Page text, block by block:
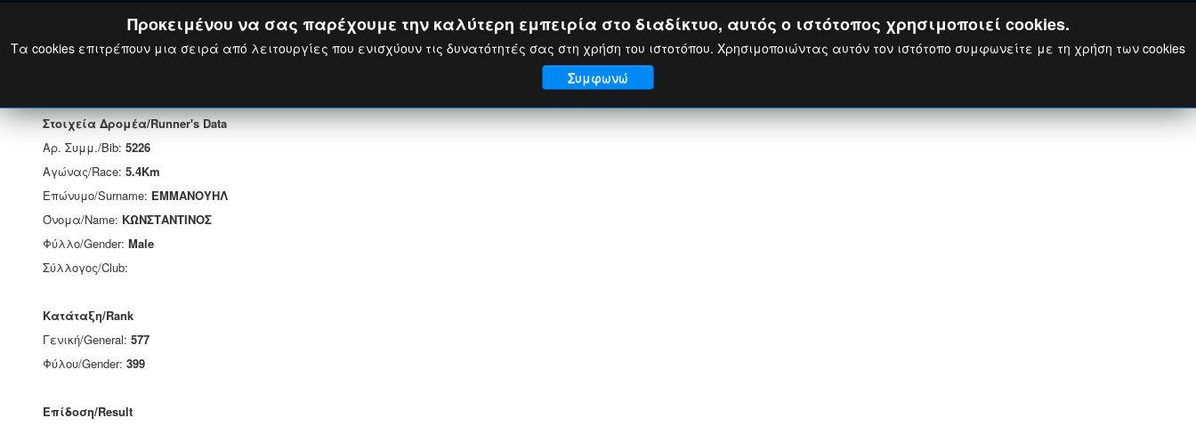
Στοιχεία Δρομέα/Runner's Data
Αρ. Συμμ./Bib: 5226
Αγώνας/Race: 5.4Km
Επώνυμο/Surname: ΕΜΜΑΝΟΥΗΛ
Όνομα/Name: ΚΩΝΣΤΑΝΤΙΝΟΣ
Φύλλο/Gender: Male
Σύλλογος/Club:
Κατάταξη/Rank
Γενική/General: 577
Φύλου/Gender: 399
Επίδοση/Result
Προκειμένου να σας παρέχουμε την καλύτερη εμπειρία στο διαδίκτυο, αυτός ο ιστότοπος χρησιμοποιεί cookies.
Τα cookies επιτρέπουν μια σειρά από λειτουργίες που ενισχύουν τις δυνατότητές σας στη χρήση του ιστοτόπου. Χρησιμοποιώντας αυτόν τον ιστότοπο συμφωνείτε με τη χρήση των cookies
Συμφωνώ